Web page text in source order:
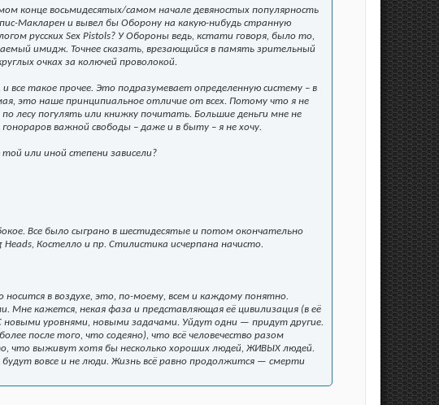
конце восьмидесятых/самом начале девяностых популярность
Макларен и вывел бы Оборону на какую-нибудь странную
русских Sex Pistols? У Обороны ведь, кстати говоря, было то,
имидж. Точнее сказать, врезающийся в память зрительный
очках за колючей проволокой.
такое прочее. Это подразумевает определенную систему – в
это наше принципиальное отличие от всех. Потому что я не
лесу погулять или книжку почитать. Большие деньги мне не
важной свободы – даже и в быту – я не хочу.
или иной степени зависели?
Все было сыграно в шестидесятые и потом окончательно
Heads, Костелло и пр. Стилистика исчерпана начисто.
в воздухе, это, по-моему, всем и каждому понятно.
кажется, некая фаза и представляющая её цивилизация (в её
новыми уровнями, новыми задачами. Уйдут одни — придут другие.
после того, что содеяно), что всё человечество разом
что выживут хотя бы несколько хороших людей, ЖИВЫХ людей.
вовсе и не люди. Жизнь всё равно продолжится — смерти